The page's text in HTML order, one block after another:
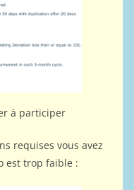
à participer
requises vous avez
est trop faible :